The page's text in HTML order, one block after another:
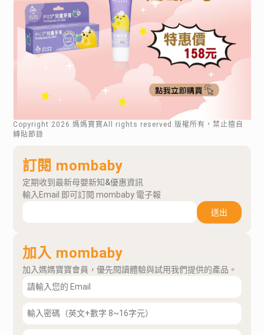
Copyright 2026 .媽媽寶寶All rights reserved.版權所有，禁止擅自
轉貼節錄
訂閱 mombaby
定期收到最新母嬰新知&優惠資訊
輸入Email 即可訂閱 mombaby 電子報
送出
加入 mombaby
加入媽媽寶寶會員，優先閱讀體驗與試用我們提供的產品。